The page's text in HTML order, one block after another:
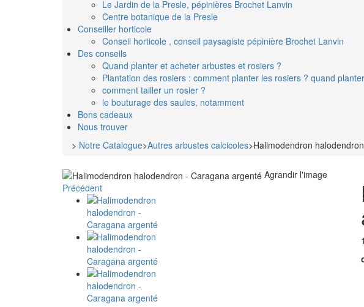
Le Jardin de la Presle, pépinières Brochet Lanvin
Centre botanique de la Presle
Conseiller horticole
Conseil horticole , conseil paysagiste pépinière Brochet Lanvin
Des conseils
Quand planter et acheter arbustes et rosiers ?
Plantation des rosiers : comment planter les rosiers ? quand
comment tailler un rosier ?
le bouturage des saules, notamment
Bons cadeaux
Nous trouver
> Notre Catalogue>Autres arbustes calcicoles>Halimodendron
Agrandir l'image
Précédent